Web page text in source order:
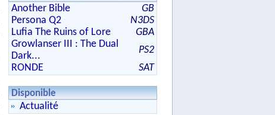
Another Bible
GB
Persona Q2
N3DS
Lufia The Ruins of Lore
GBA
Growlanser III : The Dual
Dark...
PS2
RONDE
SAT
Disponible
Actualité